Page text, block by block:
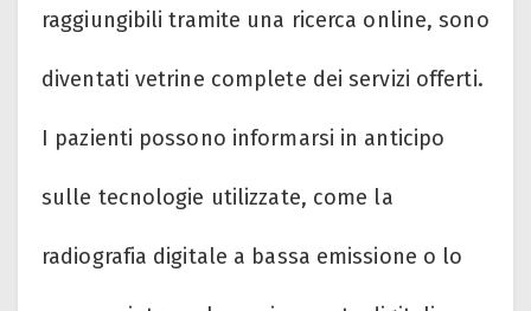
raggiungibili tramite una ricerca online, sono
diventati vetrine complete dei servizi offerti.
I pazienti possono informarsi in anticipo
sulle tecnologie utilizzate, come la
radiografia digitale a bassa emissione o lo